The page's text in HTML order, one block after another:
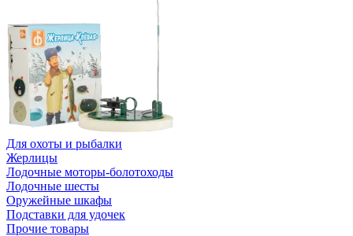
Для охоты и рыбалки
Жерлицы
Лодочные моторы-болотоходы
Лодочные шесты
Оружейные шкафы
Подставки для удочек
Прочие товары